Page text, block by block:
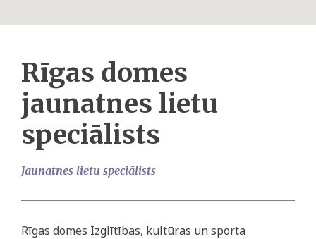
Rīgas domes
jaunatnes lietu
speciālists
Jaunatnes lietu speciālists
Rīgas domes Izglītības, kultūras un sporta